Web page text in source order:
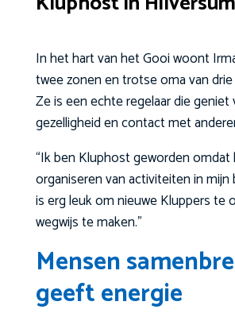
In het hart van het Gooi woont
twee zonen en trotse oma van
Ze is een echte regelaar die geniet
gezelligheid en contact met
“Ik ben Kluphost geworden
organiseren van activiteiten in
is erg leuk om nieuwe Kluppers te
wegwijs te maken.”
Mensen
geeft energie